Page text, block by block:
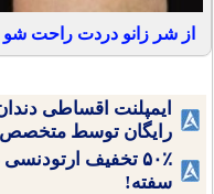
از شر زانو دردت راحت
ایمپلنت اقساطی
رایگان توسط متخصص
۵۰٪ تخفیف
سفته!